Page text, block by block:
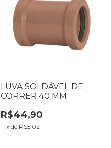
LUVA SOLDÁVEL DE
CORRER 40 MM
R$44,90
11 x de R$5,02